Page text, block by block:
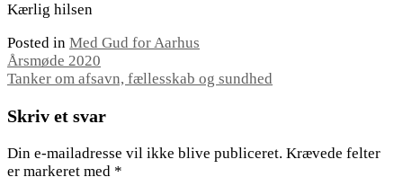
Kærlig hilsen
Posted in Med Gud for Aarhus
Indlægsnavigation
Årsmøde 2020
Tanker om afsavn, fællesskab og sundhed
Skriv et svar
Din e-mailadresse vil ikke blive publiceret. Krævede felter
er markeret med *